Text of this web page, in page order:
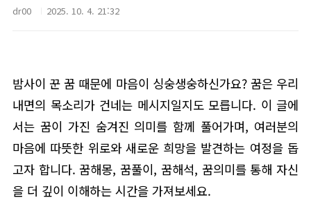
dr00 2025. 10. 4. 21:32
밤사이 꾼 꿈 때문에 마음이 싱숭생숭하신가요? 꿈은 우리
내면의 목소리가 건네는 메시지일지도 모릅니다. 이 글에
서는 꿈이 가진 숨겨진 의미를 함께 풀어가며, 여러분의
마음에 따뜻한 위로와 새로운 희망을 발견하는 여정을 돕
고자 합니다. 꿈해몽, 꿈풀이, 꿈해석, 꿈의미를 통해 자신
을 더 깊이 이해하는 시간을 가져보세요.